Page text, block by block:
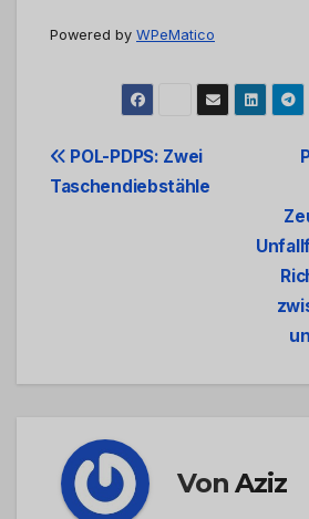
Powered by WPeMatico
Beitrags-
POL-PDPS: Zwei
Taschendiebstähle
VonAziz